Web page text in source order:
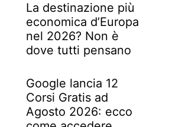
La destinazione più
economica d’Europa
nel 2026? Non è
dove tutti pensano
Google lancia 12
Corsi Gratis ad
Agosto 2026: ecco